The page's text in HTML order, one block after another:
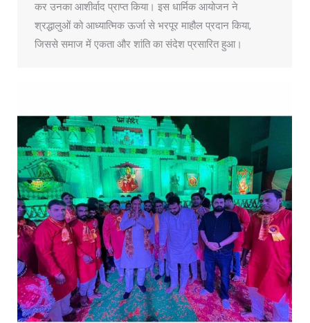
कर उनका आशीर्वाद प्राप्त किया। इस धार्मिक आयोजन ने
श्रद्धालुओं को आध्यात्मिक ऊर्जा से भरपूर माहौल प्रदान किया,
जिससे समाज में एकता और शांति का संदेश प्रसारित हुआ।